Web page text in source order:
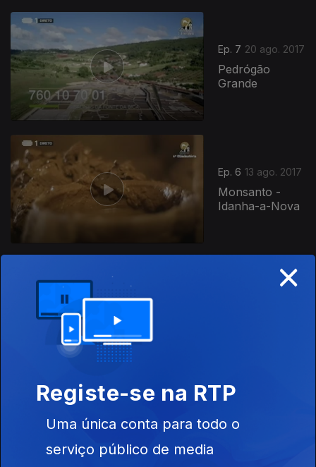
Ep. 7 20 ago. 2017
Pedrógão
Grande
Ep. 6 13 ago. 2017
Monsanto -
Idanha-a-Nova
06 ago. 2017
Branda da
×
Registe-se na RTP
Uma única conta para todo o
serviço público de media